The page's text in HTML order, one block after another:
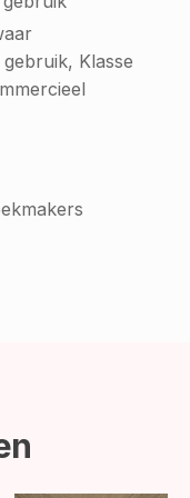
Klasse